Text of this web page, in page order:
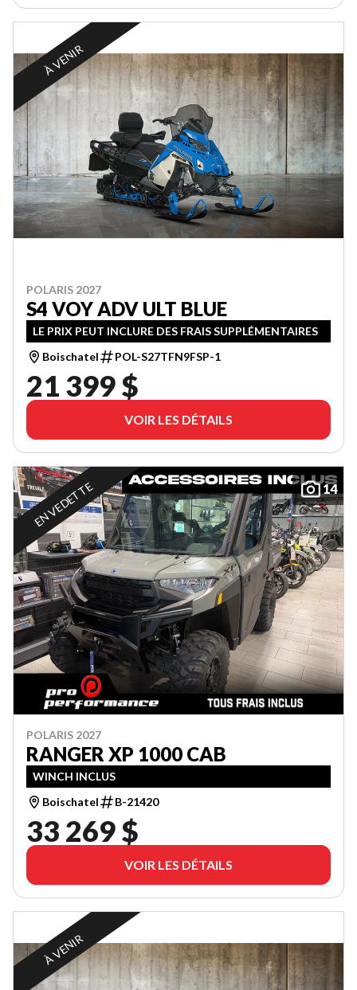
À VENIR
POLARIS 2027
S4 VOY ADV ULT BLUE
LE PRIX PEUT INCLURE DES FRAIS SUPPLÉMENTAIRES
Boischatel
POL-S27TFN9FSP-1
21 399 $
VOIR LES DÉTAILS
14
EN VEDETTE
POLARIS 2027
RANGER XP 1000 CAB
WINCH INCLUS
Boischatel
B-21420
33 269 $
VOIR LES DÉTAILS
À VENIR